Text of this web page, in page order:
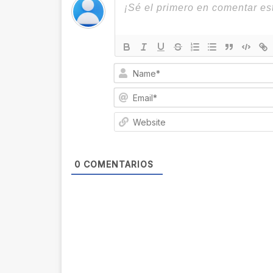
0 COMENTARIOS